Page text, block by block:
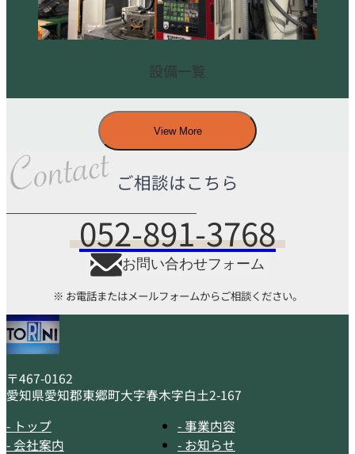
設備一覧
View More
ご相談はこちら
052-891-3768
お問い合わせフォーム
※ お電話またはメールフォームからご相談ください。
〒467-0162
愛知県愛知郡東郷町大字春木字白土2-167
- トップ
- 事業内容
- 会社案内
- お知らせ